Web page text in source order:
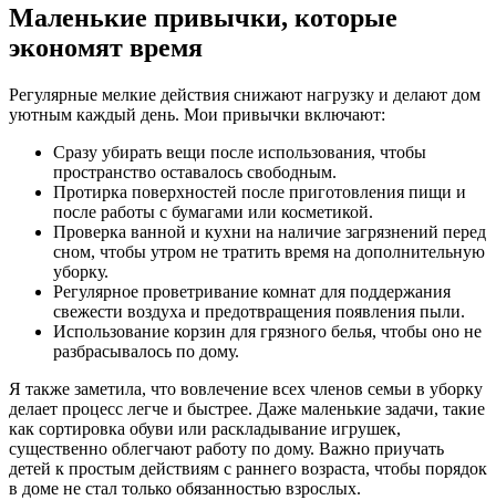
Маленькие привычки, которые
экономят время
Регулярные мелкие действия снижают нагрузку и делают дом
уютным каждый день. Мои привычки включают:
Сразу убирать вещи после использования, чтобы
пространство оставалось свободным.
Протирка поверхностей после приготовления пищи и
после работы с бумагами или косметикой.
Проверка ванной и кухни на наличие загрязнений перед
сном, чтобы утром не тратить время на дополнительную
уборку.
Регулярное проветривание комнат для поддержания
свежести воздуха и предотвращения появления пыли.
Использование корзин для грязного белья, чтобы оно не
разбрасывалось по дому.
Я также заметила, что вовлечение всех членов семьи в уборку
делает процесс легче и быстрее. Даже маленькие задачи, такие
как сортировка обуви или раскладывание игрушек,
существенно облегчают работу по дому. Важно приучать
детей к простым действиям с раннего возраста, чтобы порядок
в доме не стал только обязанностью взрослых.